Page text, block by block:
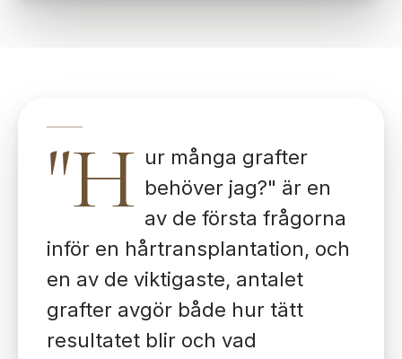
"H ur många grafter
behöver jag?" är en
av de första frågorna
inför en hårtransplantation, och
en av de viktigaste, antalet
grafter avgör både hur tätt
resultatet blir och vad